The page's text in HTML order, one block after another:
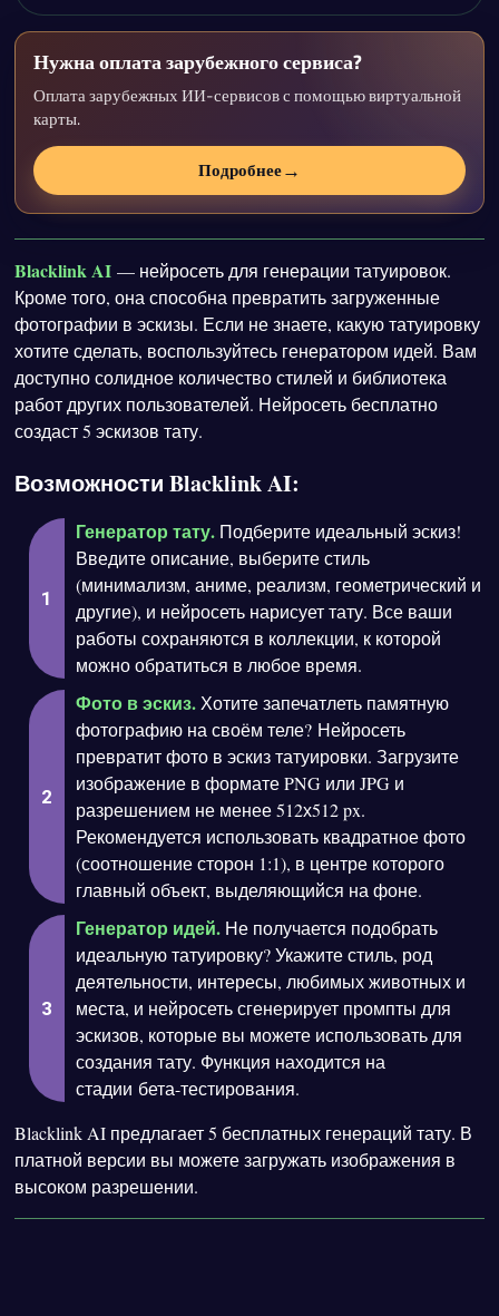
Нужна оплата зарубежного сервиса?
Оплата зарубежных ИИ-сервисов с помощью виртуальной
карты.
Подробнее→
Blacklink AI — нейросеть для генерации татуировок.
Кроме того, она способна превратить загруженные
фотографии в эскизы. Если не знаете, какую татуировку
хотите сделать, воспользуйтесь генератором идей. Вам
доступно солидное количество стилей и библиотека
работ других пользователей. Нейросеть бесплатно
создаст 5 эскизов тату.
Возможности Blacklink AI:
Генератор тату. Подберите идеальный эскиз!
Введите описание, выберите стиль
(минимализм, аниме, реализм, геометрический и
другие), и нейросеть нарисует тату. Все ваши
работы сохраняются в коллекции, к которой
можно обратиться в любое время.
Фото в эскиз. Хотите запечатлеть памятную
фотографию на своём теле? Нейросеть
превратит фото в эскиз татуировки. Загрузите
изображение в формате PNG или JPG и
разрешением не менее 512х512 px.
Рекомендуется использовать квадратное фото
(соотношение сторон 1:1), в центре которого
главный объект, выделяющийся на фоне.
Генератор идей. Не получается подобрать
идеальную татуировку? Укажите стиль, род
деятельности, интересы, любимых животных и
места, и нейросеть сгенерирует промпты для
эскизов, которые вы можете использовать для
создания тату. Функция находится на
стадии бета-тестирования.
Blacklink AI предлагает 5 бесплатных генераций тату. В
платной версии вы можете загружать изображения в
высоком разрешении.